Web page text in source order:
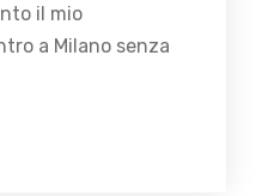
il mio
a Milano senza